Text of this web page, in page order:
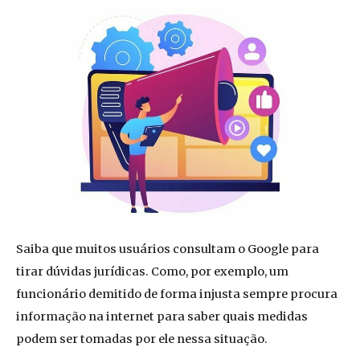
Saiba que muitos usuários consultam o Google para
tirar dúvidas jurídicas. Como, por exemplo, um
funcionário demitido de forma injusta sempre procura
informação na internet para saber quais medidas
podem ser tomadas por ele nessa situação.